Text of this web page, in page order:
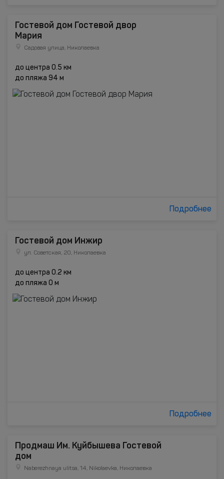
Гостевой дом Гостевой двор
Мария
Садовая улица, Николаевка
до центра 0.5 км
до пляжа 94 м
Подробнее
Гостевой дом Инжир
ул. Советская, 20, Николаевка
до центра 0.2 км
до пляжа 0 м
Подробнее
Продмаш Им. Куйбышева Гостевой
дом
Naberezhnaya ulitsa, 14, Nikolaevka, Николаевка